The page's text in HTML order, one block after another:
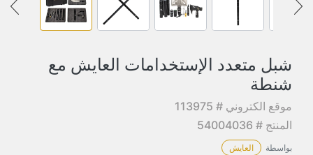
شبل متعدد الإستخدامات العايش مع
شنطة
موقع الكتروني # 113975
المنتج # 54004036
بواسطة العايش